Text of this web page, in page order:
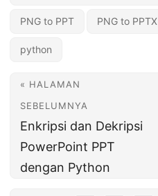
PNG to PPT PNG to PPTX
python
« HALAMAN
SEBELUMNYA
Enkripsi dan Dekripsi
PowerPoint PPT
dengan Python